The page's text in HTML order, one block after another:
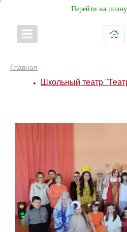
Перейти на
Главная
Школьный театр